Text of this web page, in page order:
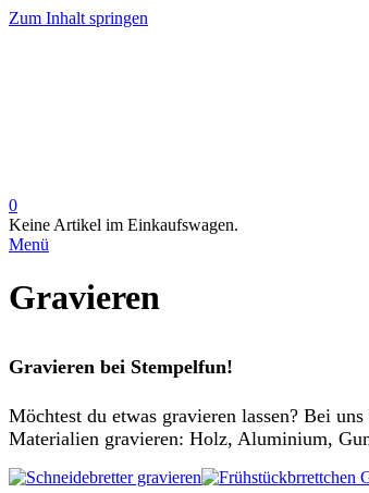
Zum Inhalt springen
0
Keine Artikel im Einkaufswagen.
Menü
Gravieren
Gravieren bei Stempelfun!
Möchtest du etwas gravieren lassen? Bei
Materialien gravieren: Holz, Aluminium,